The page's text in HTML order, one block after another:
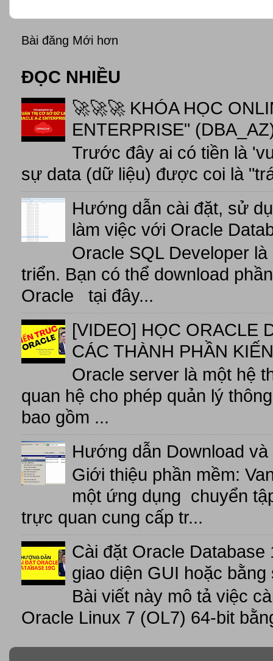
Bài đăng Mới hơn
ĐỌC NHIỀU
🚀🚀🚀 KHÓA HỌC
ENTERPRISE"
Trước đây ai có tiền là
sự data (dữ liệu) được coi là
Hướng dẫn cài đặt, sử
làm việc với Oracle
Oracle SQL Developer
triển. Bạn có thể download
Oracle tại đây...
[VIDEO] HỌC ORACLE
CÁC THÀNH PHẦN
Oracle server là một hệ
quan hệ cho phép quản lý
bao gồm ...
Hướng dẫn Download
Giới thiệu phần mềm:
một ứng dụng chuyển
trực quan cung cấp tr...
Cài đặt Oracle
giao diện GUI hoặc bằng
Bài viết này mô tả việc
Oracle Linux 7 (OL7) 64-bit